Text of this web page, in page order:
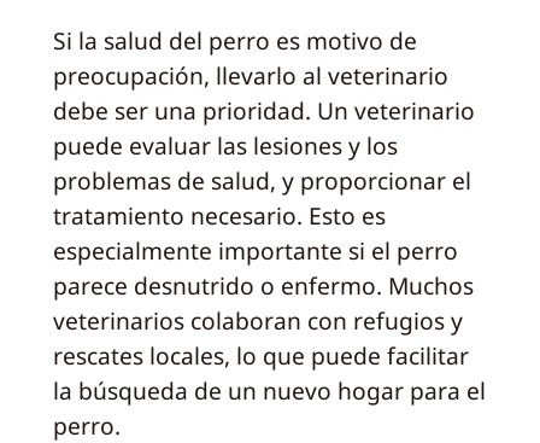
Si la salud del perro es motivo de
preocupación, llevarlo al veterinario
debe ser una prioridad. Un veterinario
puede evaluar las lesiones y los
problemas de salud, y proporcionar el
tratamiento necesario. Esto es
especialmente importante si el perro
parece desnutrido o enfermo. Muchos
veterinarios colaboran con refugios y
rescates locales, lo que puede facilitar
la búsqueda de un nuevo hogar para el
perro.